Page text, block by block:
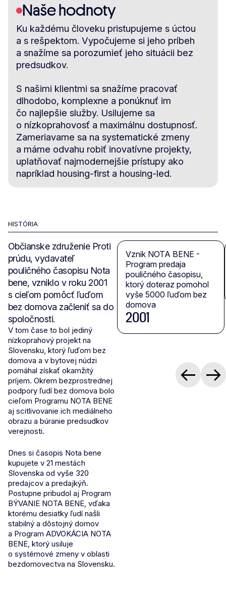
Naše hodnoty
Ku každému človeku pristupujeme s úctou
a s rešpektom. Vypočujeme si jeho príbeh
a snažíme sa porozumieť jeho situácii bez
predsudkov.
S našimi klientmi sa snažíme pracovať
dlhodobo, komplexne a ponúknuť im
čo najlepšie služby. Usilujeme sa
o nízkoprahovosť a maximálnu dostupnosť.
Zameriavame sa na systematické zmeny
a máme odvahu robiť inovatívne projekty,
uplatňovať najmodernejšie prístupy ako
napríklad housing-first a housing-led.
HISTÓRIA
Občianske združenie Proti
prúdu, vydavateľ
pouličného časopisu Nota
bene, vzniklo v roku 2001
s cieľom pomôcť ľuďom
bez domova začleniť sa do
spoločnosti.
V tom čase to bol jediný
nízkoprahový projekt na
Slovensku, ktorý ľuďom bez
domova a v bytovej núdzi
pomáhal získať okamžitý
príjem. Okrem bezprostrednej
podpory ľudí bez domova bolo
cieľom Programu NOTA BENE
aj scitlivovanie ich mediálneho
obrazu a búranie predsudkov
verejnosti.
Dnes si časopis Nota bene
kupujete v 21 mestách
Slovenska od vyše 320
predajcov a predajkýň.
Postupne pribudol aj Program
BÝVANIE NOTA BENE, vďaka
ktorému desiatky ľudí našli
stabilný a dôstojný domov
a Program ADVOKÁCIA NOTA
BENE, ktorý usiluje
o systémové zmeny v oblasti
bezdomovectva na Slovensku.
Vznik NOTA BENE -
Program predaja
pouličného časopisu,
ktorý doteraz pomohol
vyše 5000 ľuďom bez
domova
2001